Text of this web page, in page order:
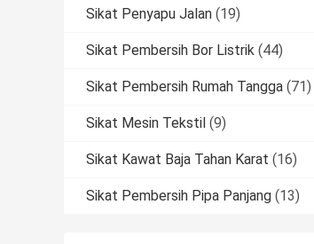
Sikat Penyapu Jalan (19)
Sikat Pembersih Bor Listrik (44)
Sikat Pembersih Rumah Tangga (71)
Sikat Mesin Tekstil (9)
Sikat Kawat Baja Tahan Karat (16)
Sikat Pembersih Pipa Panjang (13)